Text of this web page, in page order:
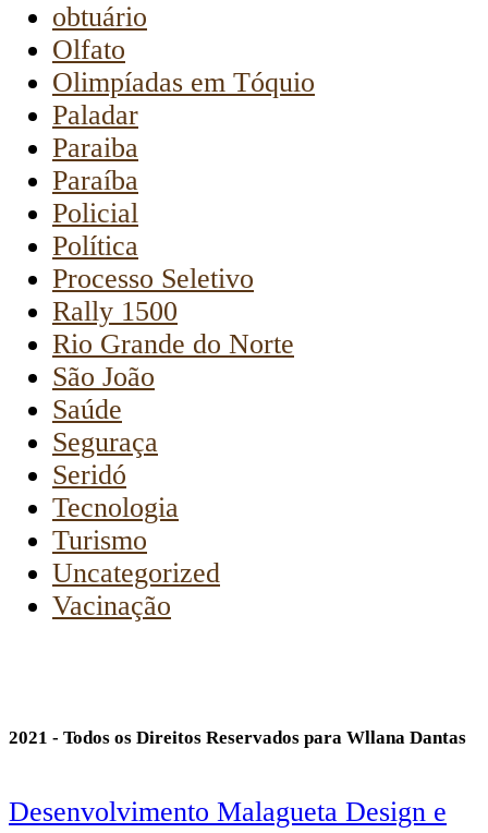
obtuário
Olfato
Olimpíadas em Tóquio
Paladar
Paraiba
Paraíba
Policial
Política
Processo Seletivo
Rally 1500
Rio Grande do Norte
São João
Saúde
Seguraça
Seridó
Tecnologia
Turismo
Uncategorized
Vacinação
2021 - Todos os Direitos Reservados para Wllana Dantas
Desenvolvimento Malagueta Design e